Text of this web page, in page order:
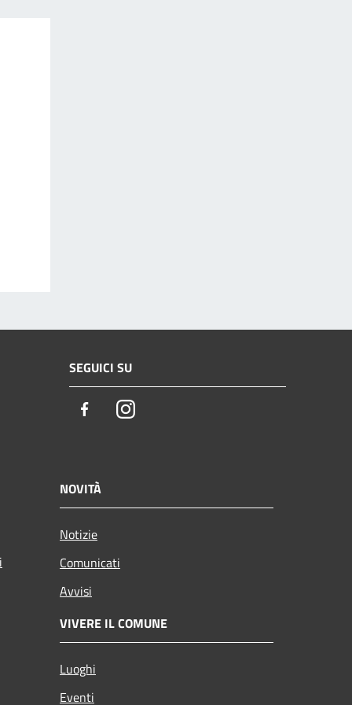
SEGUICI SU
FacebookInstagram
NOVITÀ
Notizie
Comunicati
Avvisi
VIVERE IL COMUNE
Luoghi
Eventi